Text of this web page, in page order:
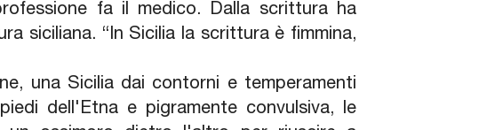
fa il medico. Dalla scrittura ha
siciliana. “In Sicilia la scrittura è fimmina,
una Sicilia dai contorni e temperamenti
dell'Etna e pigramente convulsiva, le